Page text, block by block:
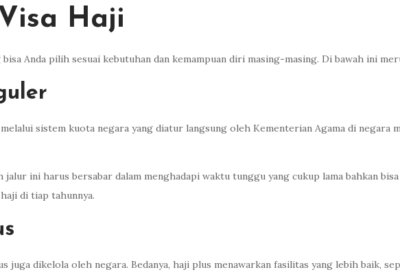
Haji
Anda pilih sesuai kebutuhan dan kemampuan diri masing-masing. Di bawah ini
sistem kuota negara yang diatur langsung oleh Kementerian Agama di negara
jalur ini harus bersabar dalam menghadapi waktu tunggu yang cukup lama bahkan
di tiap tahunnya.
juga dikelola oleh negara. Bedanya, haji plus menawarkan fasilitas yang lebih baik,